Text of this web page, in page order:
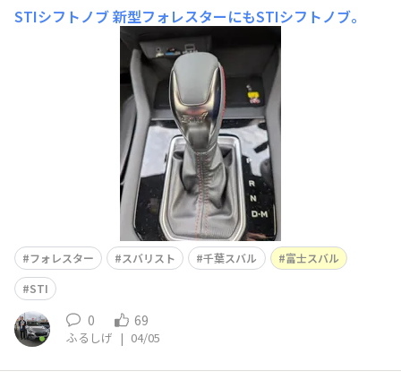
STIシフトノブ新型フォレスターにもSTIシフトノブ。
フォレスター スバリスト 千葉スバル
富士スバル
STI
0 69
ふるしげ | 04/05